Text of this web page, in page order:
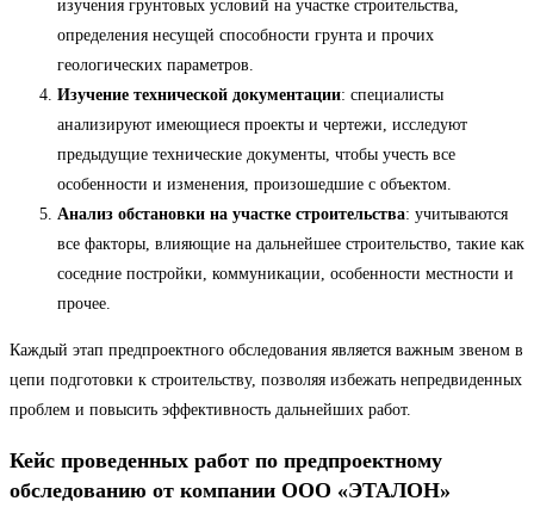
изучения грунтовых условий на участке строительства,
определения несущей способности грунта и прочих
геологических параметров.
Изучение технической документации: специалисты
анализируют имеющиеся проекты и чертежи, исследуют
предыдущие технические документы, чтобы учесть все
особенности и изменения, произошедшие с объектом.
Анализ обстановки на участке строительства: учитываются
все факторы, влияющие на дальнейшее строительство, такие как
соседние постройки, коммуникации, особенности местности и
прочее.
Каждый этап предпроектного обследования является важным звеном в
цепи подготовки к строительству, позволяя избежать непредвиденных
проблем и повысить эффективность дальнейших работ.
Кейс проведенных работ по предпроектному
обследованию от компании ООО «ЭТАЛОН»